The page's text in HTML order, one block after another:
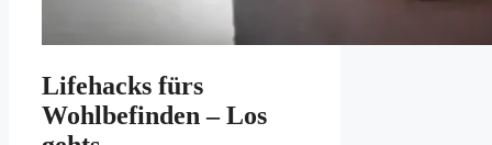
Lifehacks fürs
Wohlbefinden – Los